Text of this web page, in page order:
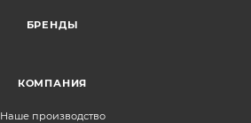
БРЕНДЫ
КОМПАНИЯ
Наше производство